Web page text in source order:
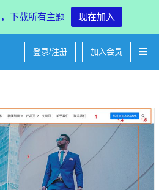
登录/注册 加入会员
下载所有主题 现在加入